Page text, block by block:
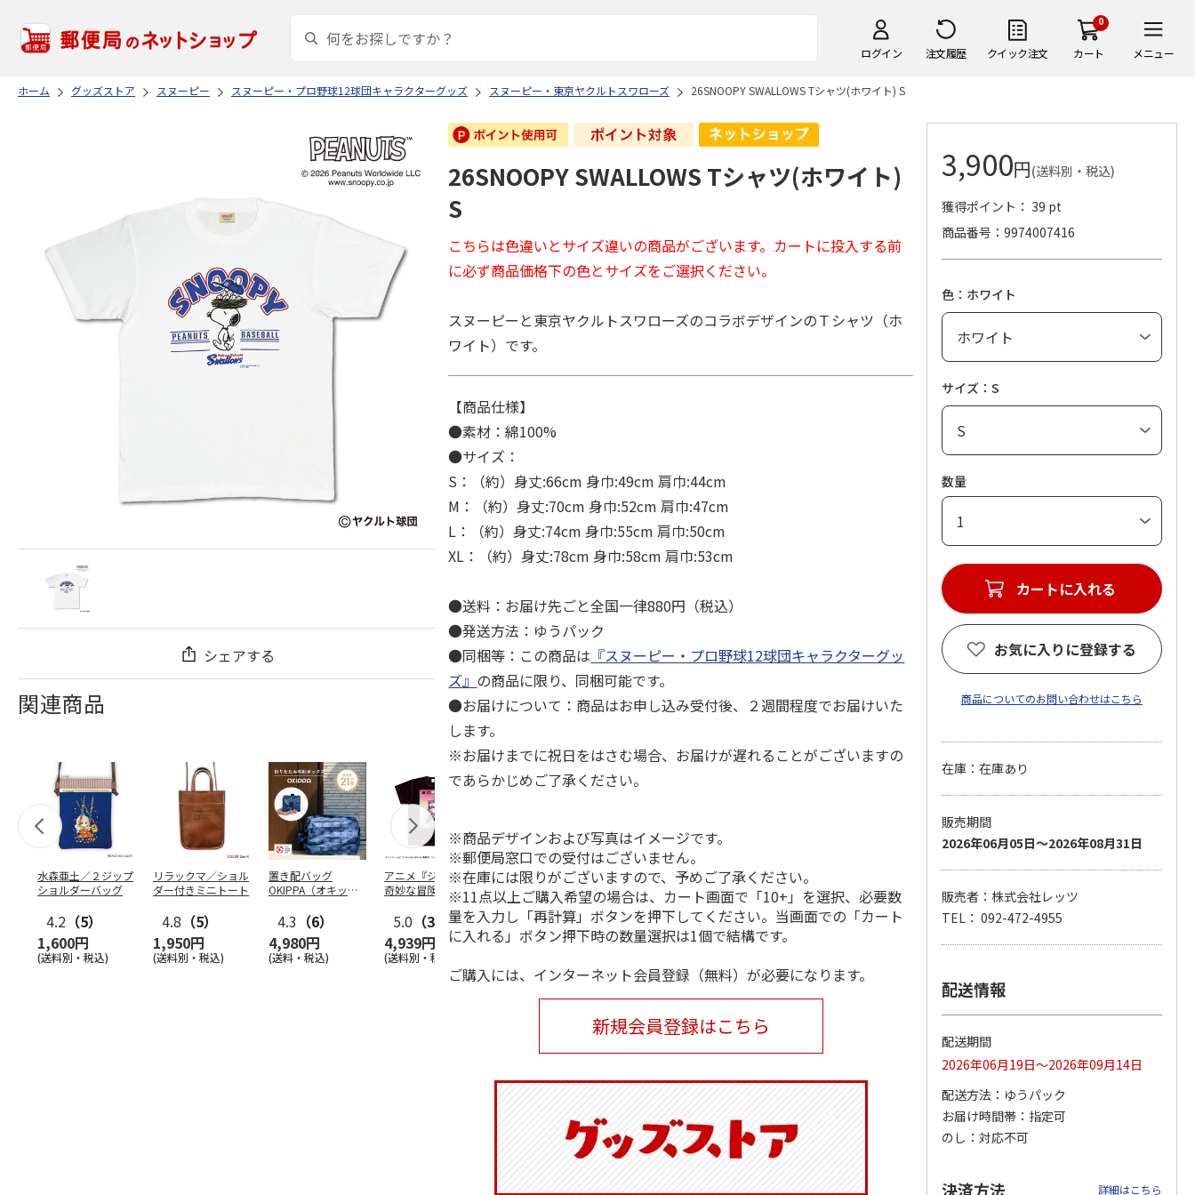
ログイン 注文履歴 クイック注文
0
カート メニュー
ホーム グッズストア スヌーピー スヌーピー・プロ野球12球団キャラクターグッズ スヌーピー・東京ヤクルトスワローズ 26SNOOPY SWALLOWS Tシャツ(ホワイト) S
シェアする
関連商品
水森亜土／２ジップ
ショルダーバッグ
4.2 （5）
1,600円
(送料別・税込)
リラックマ／ショル
ダー付きミニトート
4.8 （5）
1,950円
(送料別・税込)
置き配バッグ
OKIPPA（オキッ
4.3 （6）
4,980円
(送料・税込)
アニメ『ジョジョの
奇妙な冒険 黄金の
風』CITY POP…
5.0 （3）
4,939円
(送料別・税込)
コジコジ／ショルダ
ー付きバッグ
4.5 （6）
1,760円
POSTIES オリジナ
ルTシャツ Sサイズ
3,080円
アニメ『ジョジョの
奇妙な冒険 黄金の
風』CITY POP …
4.8（4）
3,839円
『ジョジョの奇妙な
冒険 スターダスト
クルセイダース』
ワー…
『ジョジョの奇妙な
冒険 スターダスト
クルセイダース』
トラ…
3,300円
『ジョジョの奇妙な
3,300円
26SNOOPY SWALLOWS Tシャツ(ホワイト)
S
こちらは色違いとサイズ違いの商品がございます。カートに投入する前
に必ず商品価格下の色とサイズをご選択ください。
スヌーピーと東京ヤクルトスワローズのコラボデザインのＴシャツ（ホ
ワイト）です。
【商品仕様】
●素材：綿100%
●サイズ：
S：（約）身丈:66cm 身巾:49cm 肩巾:44cm
M：（約）身丈:70cm 身巾:52cm 肩巾:47cm
L：（約）身丈:74cm 身巾:55cm 肩巾:50cm
XL：（約）身丈:78cm 身巾:58cm 肩巾:53cm
●送料：お届け先ごと全国一律880円（税込）
●発送方法：ゆうパック
●同梱等：この商品は 『スヌーピー・プロ野球12球団キャラクターグッ
ズ』 の商品に限り、同梱可能です。
●お届けについて：商品はお申し込み受付後、２週間程度でお届けいた
します。
※お届けまでに祝日をはさむ場合、お届けが遅れることがございますの
であらかじめご了承ください。
※商品デザインおよび写真はイメージです。
※郵便局窓口での受付はございません。
※在庫には限りがございますので、予めご了承ください。
※11点以上ご購入希望の場合は、カート画面で「10+」を選択、必要数
量を入力し「再計算」ボタンを押下してください。当画面での「カート
に入れる」ボタン押下時の数量選択は1個で結構です。
ご購入には、インターネット会員登録（無料）が必要になります。
新規会員登録はこちら
3,900円(送料別・税込)
獲得ポイント： 39 pt
商品番号
9974007416
色：ホワイト
サイズ：S
数量
カートに入れる
お気に入りに登録する
商品についてのお問い合わせはこちら
在庫：在庫あり
販売期間
2026年06月05日～2026年08月31日
販売者：株式会社レッツ
TEL： 092-472-4955
配送情報
配送期間
2026年06月19日～2026年09月14日
配送方法
ゆうパック
お届け時間帯
指定可
のし
対応不可
決済方法 詳細はこちら